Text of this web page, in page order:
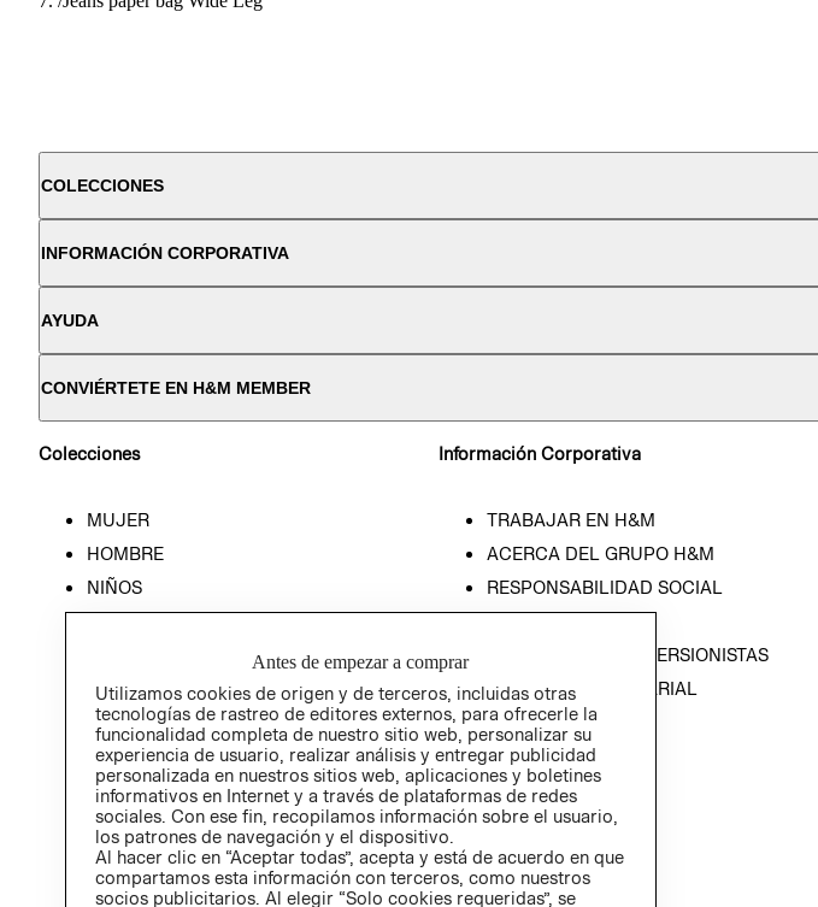
COLECCIONES
INFORMACIÓN CORPORATIVA
AYUDA
CONVIÉRTETE EN H&M MEMBER
Colecciones
MUJER
HOMBRE
NIÑOS
Información Corporativa
TRABAJAR EN H&M
ACERCA DEL GRUPO H&M
RESPONSABILIDAD SOCIAL
RELACIÓN CON INVERSIONISTAS
POLÍTICA EMPRESARIAL
Antes de empezar a comprar
Utilizamos cookies de origen y de terceros, incluidas otras
tecnologías de rastreo de editores externos, para ofrecerle la
funcionalidad completa de nuestro sitio web, personalizar su
experiencia de usuario, realizar análisis y entregar publicidad
personalizada en nuestros sitios web, aplicaciones y boletines
informativos en Internet y a través de plataformas de redes
sociales. Con ese fin, recopilamos información sobre el usuario,
los patrones de navegación y el dispositivo.
Al hacer clic en “Aceptar todas”, acepta y está de acuerdo en que
compartamos esta información con terceros, como nuestros
socios publicitarios. Al elegir “Solo cookies requeridas”, se